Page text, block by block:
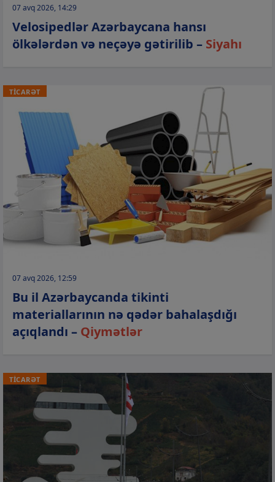
07 avq 2026, 14:29
Velosipedlər Azərbaycana hansı
ölkələrdən və neçəyə gətirilib – Siyahı
TİCARƏT
07 avq 2026, 12:59
Bu il Azərbaycanda tikinti
materiallarının nə qədər bahalaşdığı
açıqlandı – Qiymətlər
TİCARƏT